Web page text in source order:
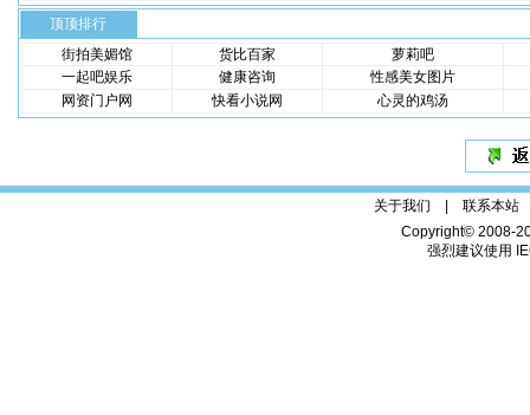
顶顶排行
街拍美媚馆
货比百家
萝莉吧
一起吧娱乐
健康咨询
性感美女图片
网资门户网
快看小说网 心灵的鸡汤
关于我们 | 联系本站
Copyright© 2008-
强烈建议使用